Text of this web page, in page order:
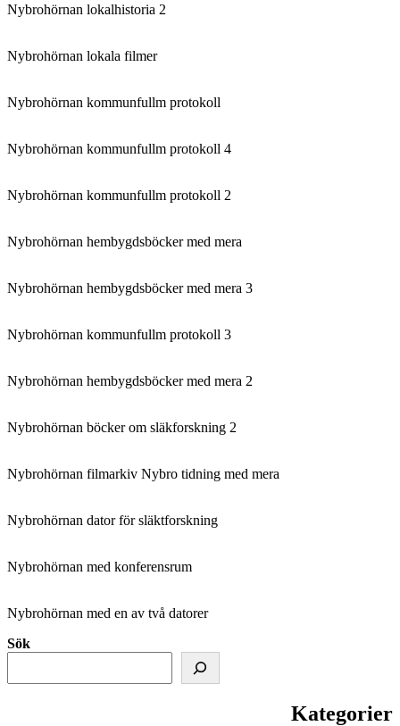
Nybrohörnan lokalhistoria 2
Nybrohörnan lokala filmer
Nybrohörnan kommunfullm protokoll
Nybrohörnan kommunfullm protokoll 4
Nybrohörnan kommunfullm protokoll 2
Nybrohörnan hembygdsböcker med mera
Nybrohörnan hembygdsböcker med mera 3
Nybrohörnan kommunfullm protokoll 3
Nybrohörnan hembygdsböcker med mera 2
Nybrohörnan böcker om släkforskning 2
Nybrohörnan filmarkiv Nybro tidning med mera
Nybrohörnan dator för släktforskning
Nybrohörnan med konferensrum
Nybrohörnan med en av två datorer
Sök
Kategorier